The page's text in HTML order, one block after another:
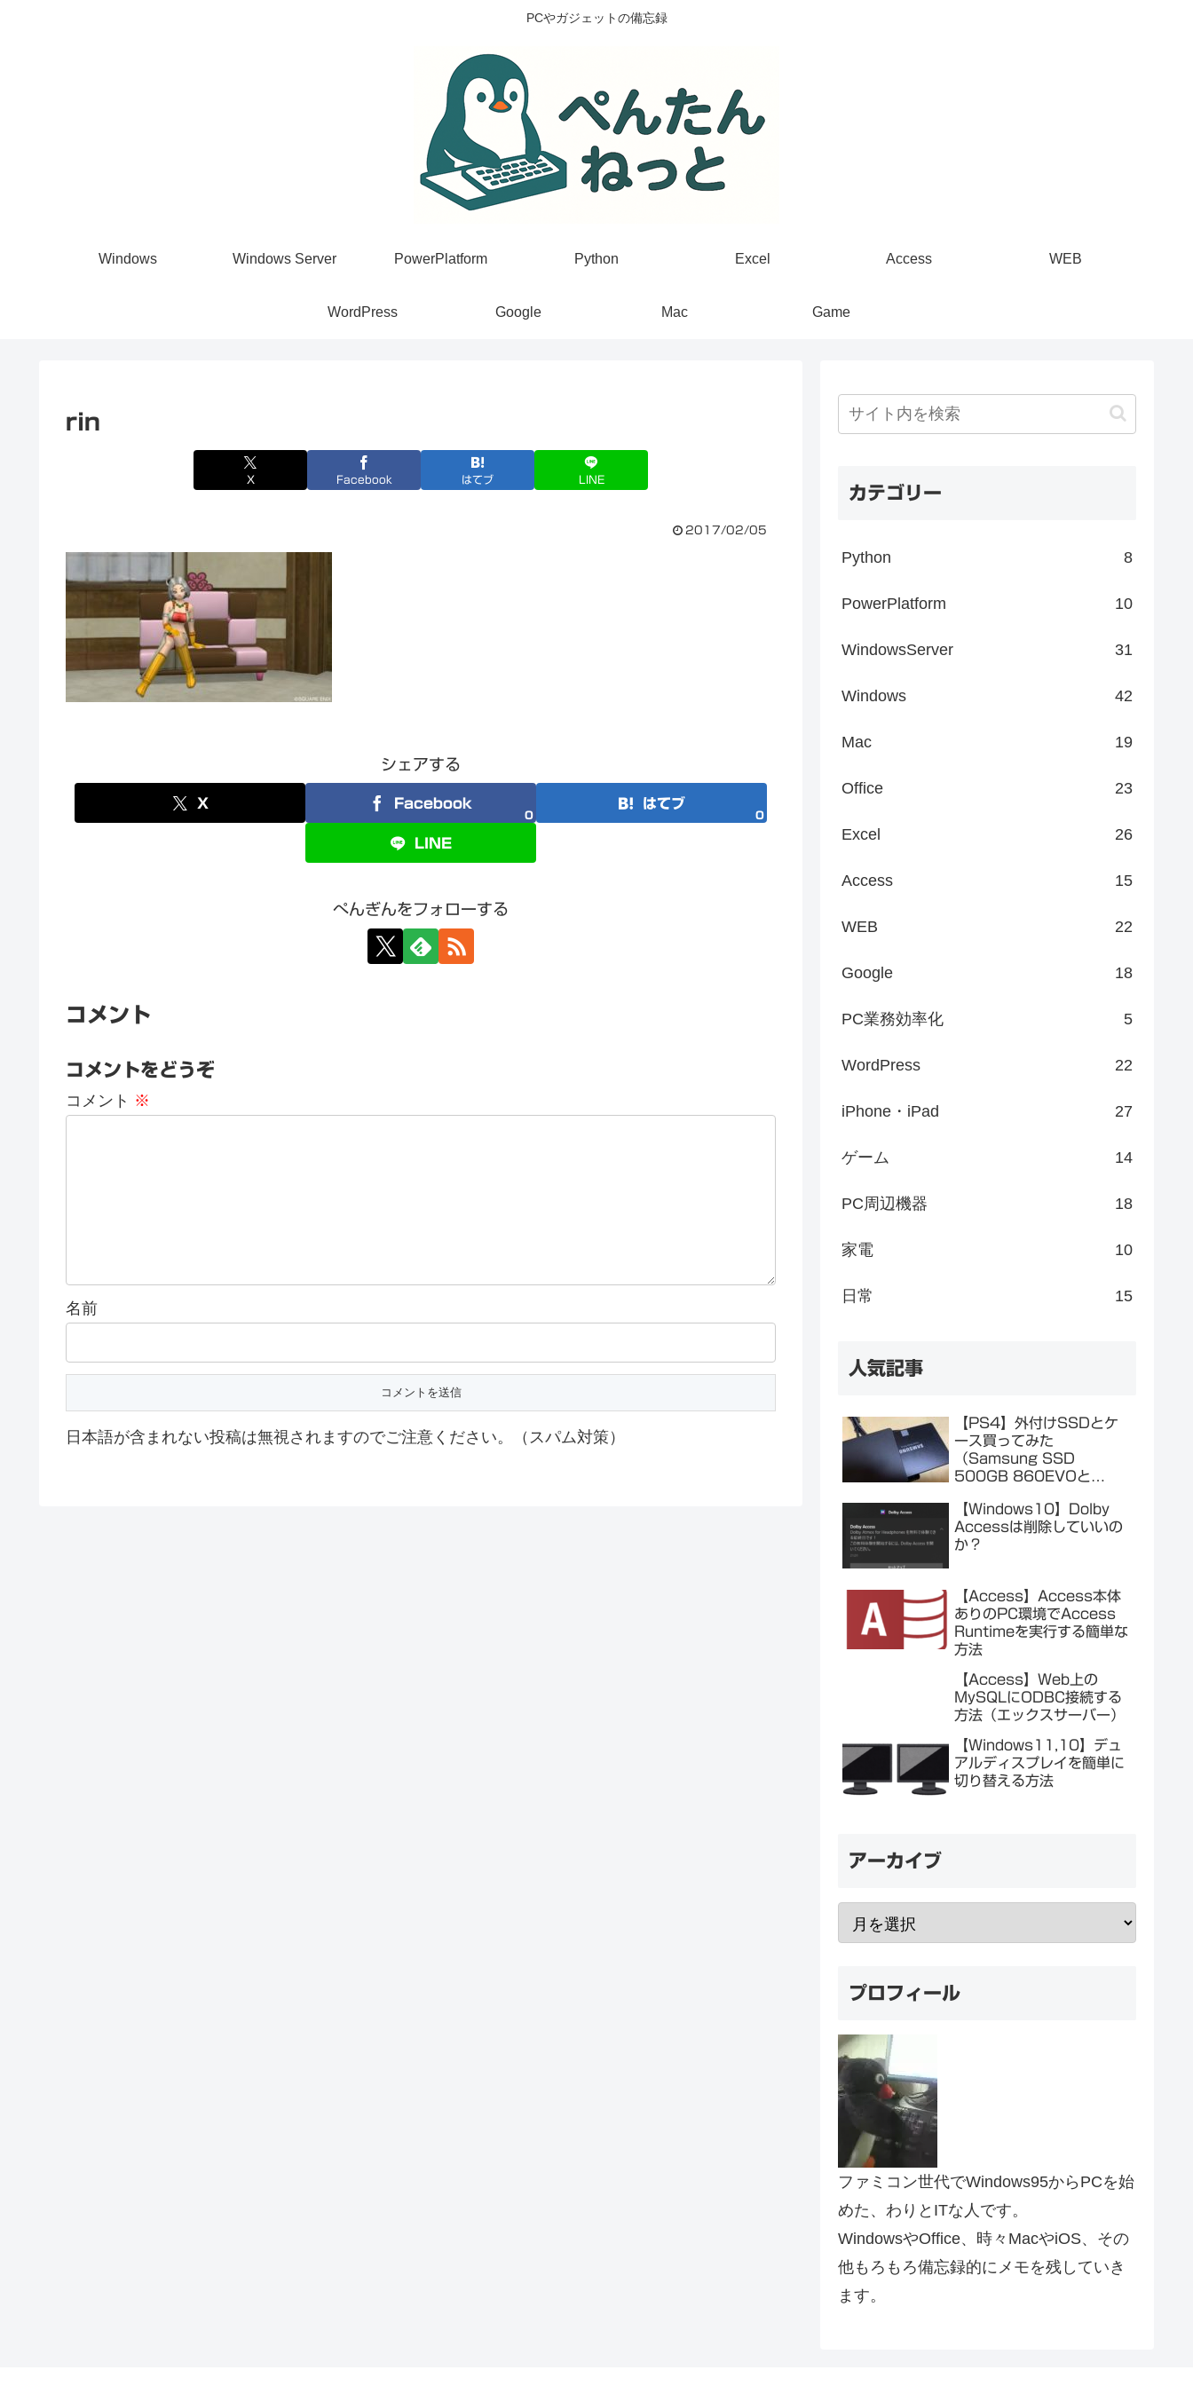
PCやガジェットの備忘録
Windows Windows Server PowerPlatform Python Excel Access WEB
WordPress Google Mac Game
rin
X Facebook はてブ LINE
2017/02/05
シェアする
X Facebook
0
はてブ
0
LINE
ぺんぎんをフォローする
コメント
コメントをどうぞ
コメント ※
名前
日本語が含まれない投稿は無視されますのでご注意ください。（スパム対策）
カテゴリー
Python 8
PowerPlatform 10
WindowsServer 31
Windows 42
Mac 19
Office 23
Excel 26
Access 15
WEB 22
Google 18
PC業務効率化 5
WordPress 22
iPhone・iPad 27
ゲーム 14
PC周辺機器 18
家電 10
日常 15
人気記事
【PS4】外付けSSDとケ
ース買ってみた
（Samsung SSD
500GB 860EVOと
【Windows10】Dolby
Accessは削除していいの
か？
【Access】Access本体
ありのPC環境でAccess
Runtimeを実行する簡単な
方法
【Access】Web上の
MySQLにODBC接続する
方法（エックスサーバー）
【Windows11,10】デュ
アルディスプレイを簡単に
切り替える方法
アーカイブ
プロフィール
ファミコン世代でWindows95からPCを始
めた、わりとITな人です。
WindowsやOffice、時々MacやiOS、その
他もろもろ備忘録的にメモを残していき
ます。